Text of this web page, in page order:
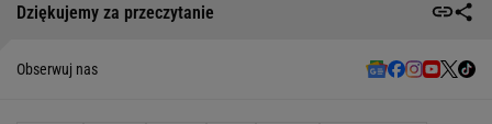
Dziękujemy za przeczytanie
Obserwuj nas